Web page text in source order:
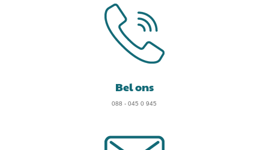
Bel ons
088 - 045 0 945